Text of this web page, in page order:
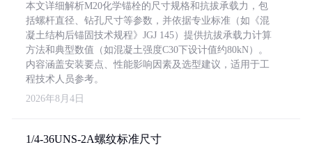
本文详细解析M20化学锚栓的尺寸规格和抗拔承载力，包
括螺杆直径、钻孔尺寸等参数，并依据专业标准（如《混
凝土结构后锚固技术规程》JGJ 145）提供抗拔承载力计算
方法和典型数值（如混凝土强度C30下设计值约80kN）。
内容涵盖安装要点、性能影响因素及选型建议，适用于工
程技术人员参考。
2026年8月4日
1/4-36UNS-2A螺纹标准尺寸